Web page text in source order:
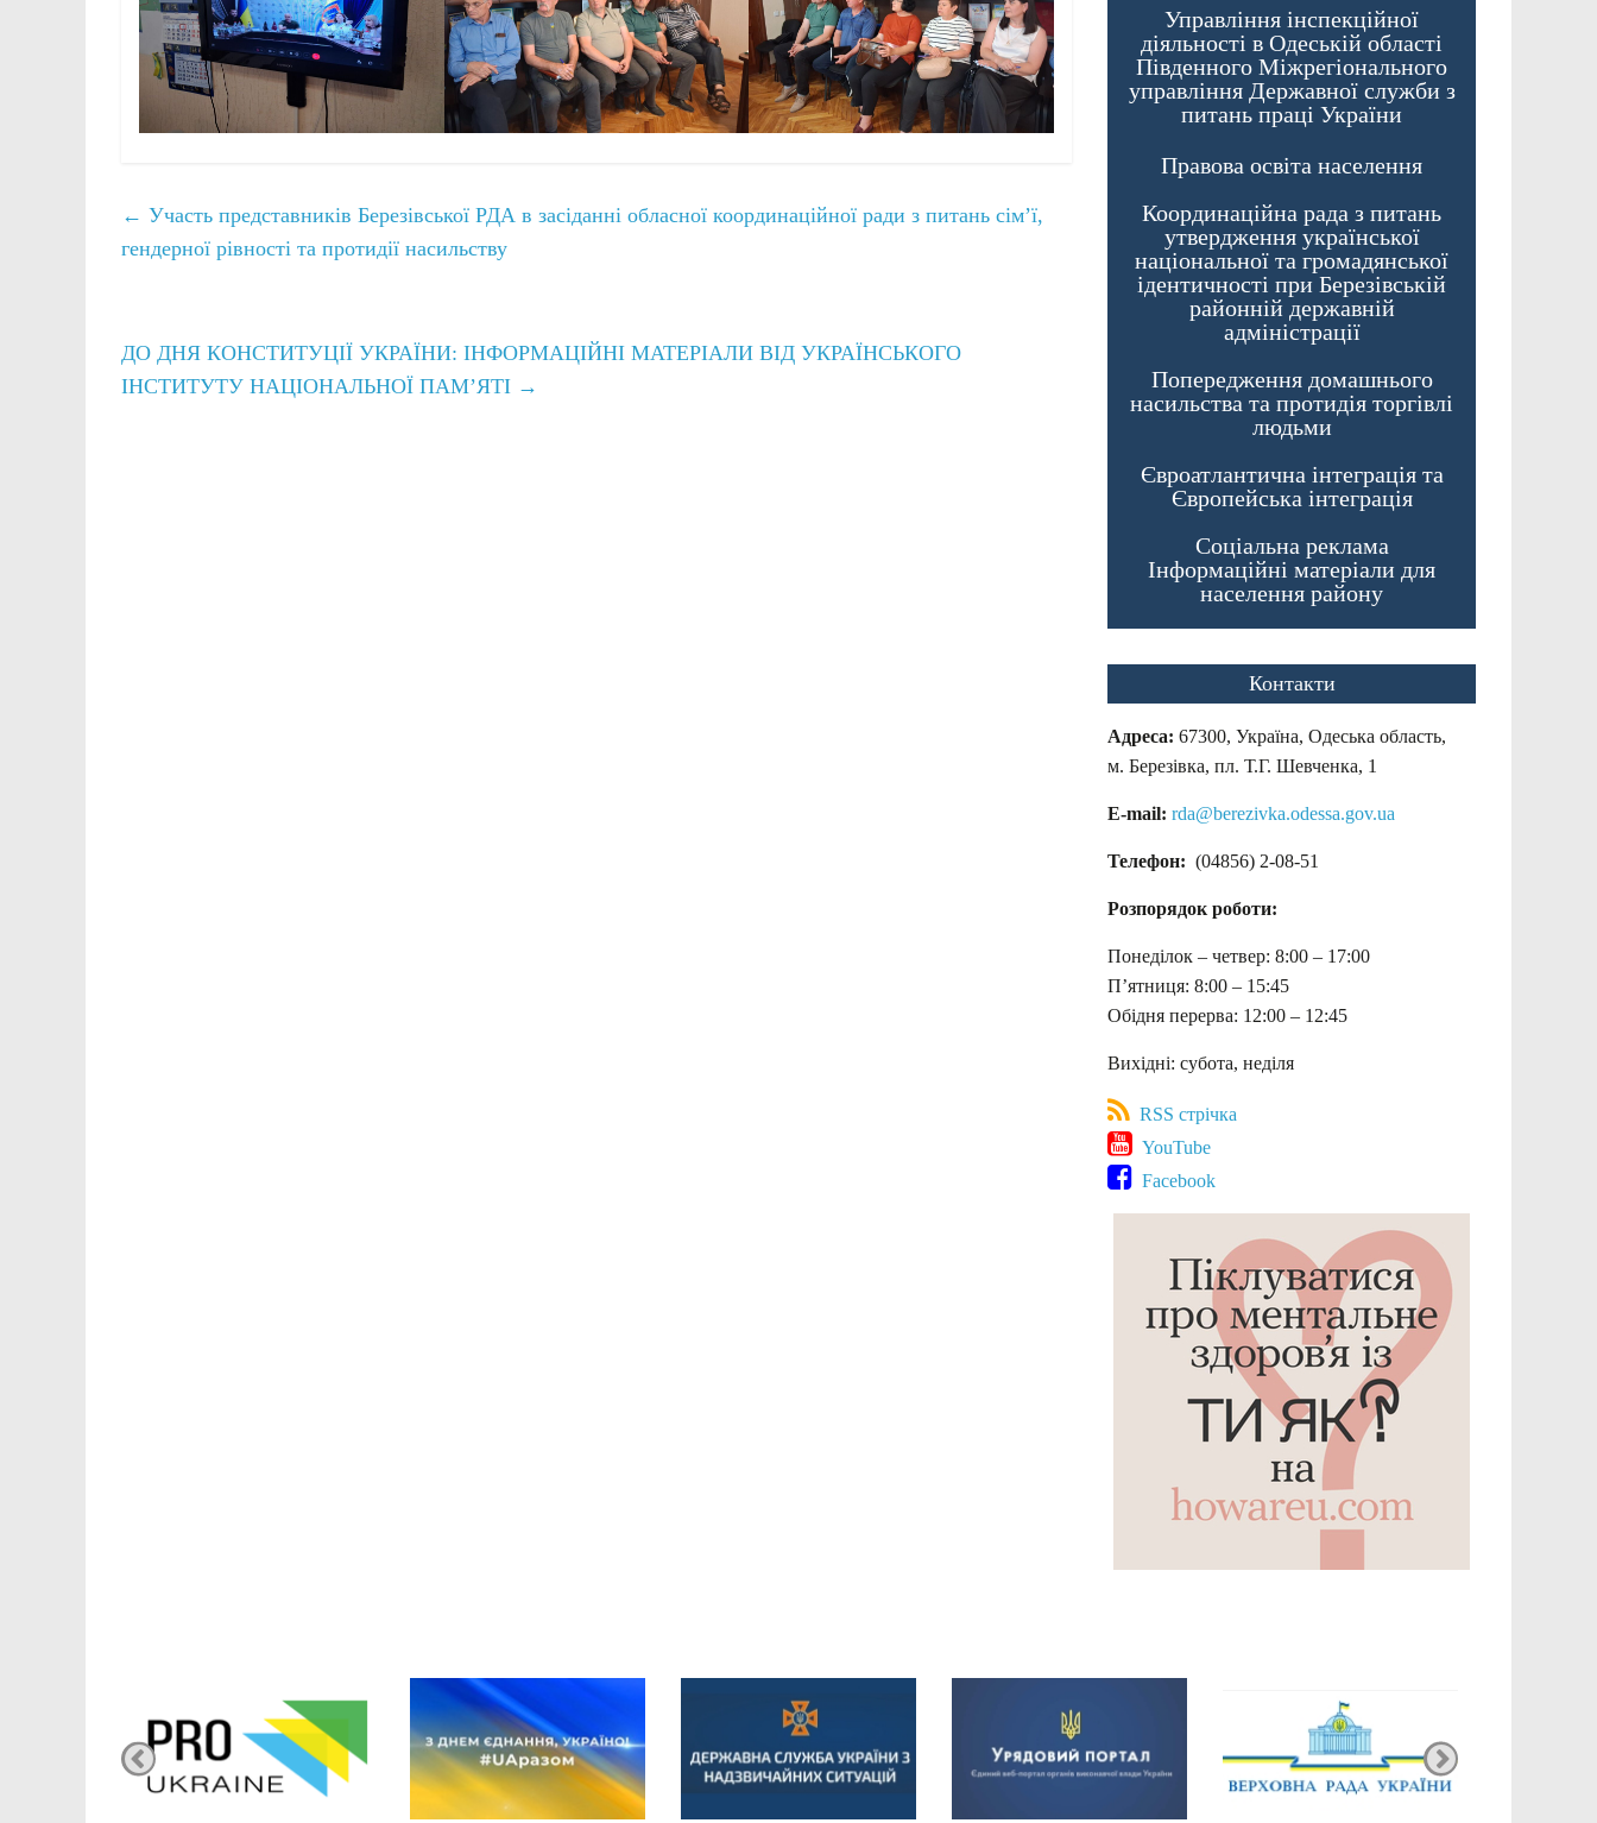
← Участь представників Березівської РДА в засіданні обласної координаційної ради з питань сім’ї,
гендерної рівності та протидії насильству
ДО ДНЯ КОНСТИТУЦІЇ УКРАЇНИ: ІНФОРМАЦІЙНІ МАТЕРІАЛИ ВІД УКРАЇНСЬКОГО
ІНСТИТУТУ НАЦІОНАЛЬНОЇ ПАМ’ЯТІ →
Управління інспекційної
діяльності в Одеській області
Південного Міжрегіонального
управління Державної служби з
питань праці України
Правова освіта населення
Координаційна рада з питань
утвердження української
національної та громадянської
ідентичності при Березівській
районній державній
адміністрації
Попередження домашнього
насильства та протидія торгівлі
людьми
Євроатлантична інтеграція та
Європейська інтеграція
Соціальна реклама
Інформаційні матеріали для
населення району
Контакти
Адреса: 67300, Україна, Одеська область,
м. Березівка, пл. Т.Г. Шевченка, 1
E-mail: rda@berezivka.odessa.gov.ua
Телефон: (04856) 2-08-51
Розпорядок роботи:
Понеділок – четвер: 8:00 – 17:00
П’ятниця: 8:00 – 15:45
Обідня перерва: 12:00 – 12:45
Вихідні: субота, неділя
RSS стрічка
YouTube
Facebook